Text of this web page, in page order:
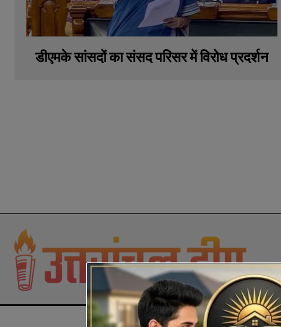
डीएमके सांसदों का संसद परिसर में विरोध प्रदर्शन